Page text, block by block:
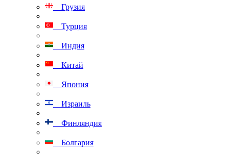
Грузия
Турция
Индия
Китай
Япония
Израиль
Финляндия
Болгария